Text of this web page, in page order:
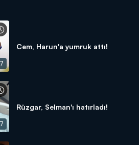
Cem, Harun'a yumruk attı!
Rüzgar, Selman'ı hatırladı!